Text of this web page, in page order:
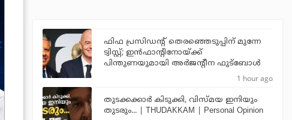
ഫിഫ പ്രസിഡന്റ് തെരഞ്ഞെടുപ്പിന് മുന്നേ
ട്വിസ്റ്റ്; ഇന്‍ഫാന്റിനോയ്ക്ക്
പിന്തുണയുമായി അര്‍ജന്റീന ഫുട്‌ബോള്‍
1 hour ago
തുടക്കക്കാര്‍ കിടുക്കി, വിസ്മയ ഇനിയും
തുടരും... | THUDAKKAM | Personal Opinion